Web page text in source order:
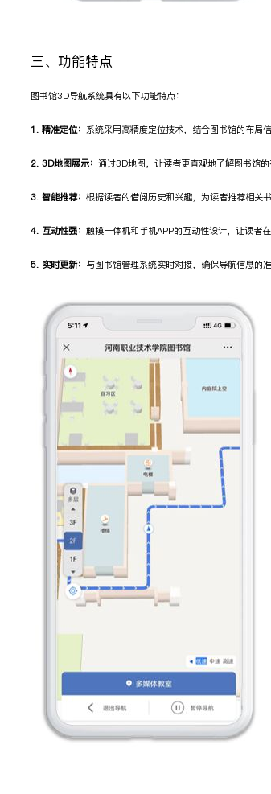
三、功能特点
图书馆3D导航系统具有以下功能特点：
1. 精准定位： 系统采用高精度定位技术，结合图书馆的布局
2. 3D地图展示： 通过3D地图，让读者更直观地了解图书馆的
3. 智能推荐： 根据读者的借阅历史和兴趣，为读者推荐相关
4. 互动性强： 触摸一体机和手机APP的互动性设计，让读者
5. 实时更新： 与图书馆管理系统实时对接，确保导航信息的准